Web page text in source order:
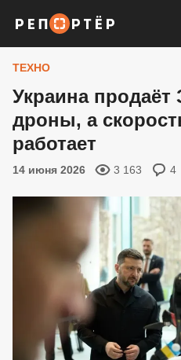
ТЕХНО
Украина продаёт
дроны, а
работает
14 июня 2026 3 163 4